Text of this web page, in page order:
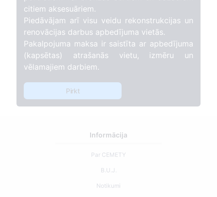
citiem aksesuāriem.
Piedāvājam arī visu veidu rekonstrukcijas un
renovācijas darbus apbedījuma vietās.
Pakalpojuma maksa ir saistīta ar apbedījuma
(kapsētas) atrašanās vietu, izmēru un
vēlamajiem darbiem.
Pirkt
Informācija
Par CEMETY
B.U.J.
Notikumi